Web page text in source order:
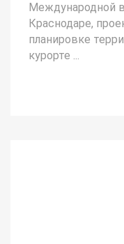
Международной
Краснодаре,
планировке
курорте ...